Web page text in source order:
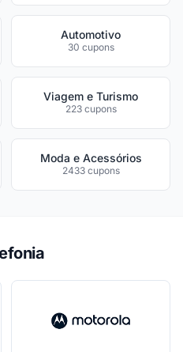
Automotivo
30 cupons
Viagem e Turismo
223 cupons
Moda e Acessórios
2433 cupons